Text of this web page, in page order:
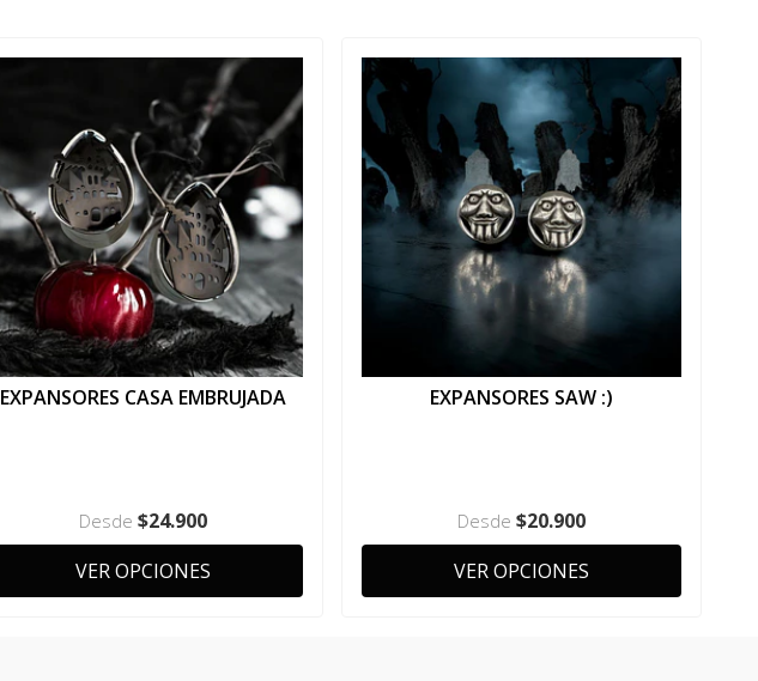
EXPANSORES CASA EMBRUJADA
Desde $24.900
VER OPCIONES
EXPANSORES SAW :)
Desde $20.900
VER OPCIONES